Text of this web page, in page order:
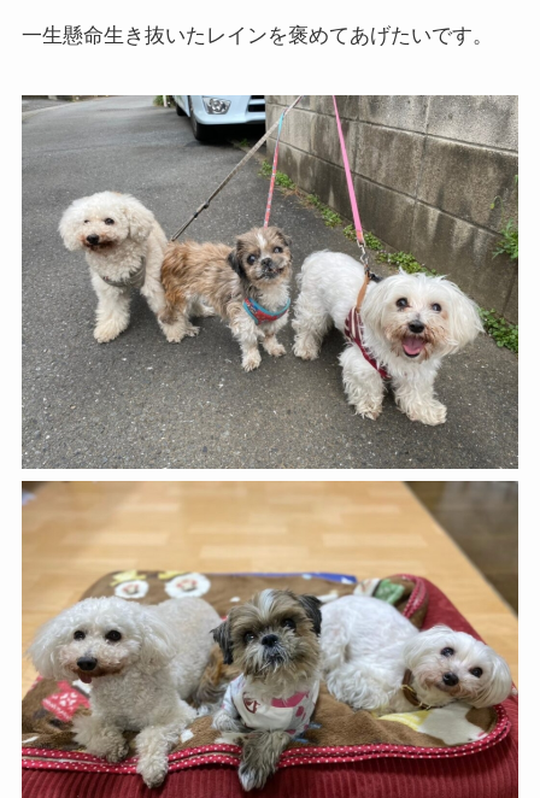
一生懸命生き抜いたレインを褒めてあげたいです。